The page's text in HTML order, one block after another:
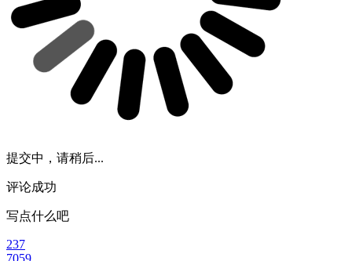
提交中，请稍后...
评论成功
写点什么吧
237
7059